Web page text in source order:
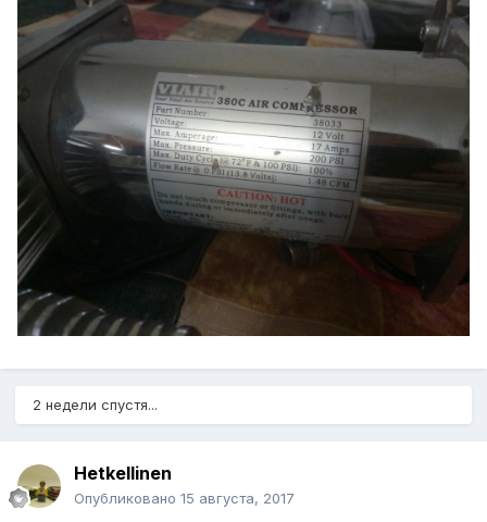
2 недели спустя...
Hetkellinen
Опубликовано 15 августа, 2017